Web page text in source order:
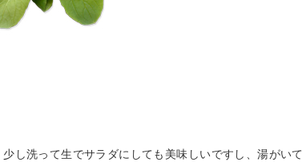
し洗って生でサラダにしても美味しいですし、湯がい